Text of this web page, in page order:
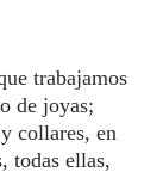
trabajamos
de joyas;
collares, en
todas ellas,